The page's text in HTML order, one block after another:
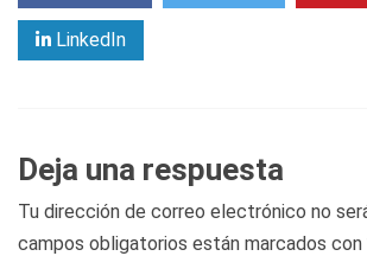
LinkedIn
Deja una respuesta
Tu dirección de correo electrónico no
campos obligatorios están marcados con